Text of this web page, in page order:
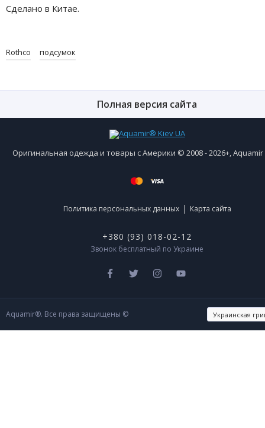
Сделано в Китае.
Rothco подсумок
Полная версия сайта
Оригинальная одежда и товары с Америки © 2008 - 2026+,
Политика персональных данных | Карта сайта
+380 (93) 018-02-12
Звонок бесплатный по Украине
Aquamir®. Все права защищены ©